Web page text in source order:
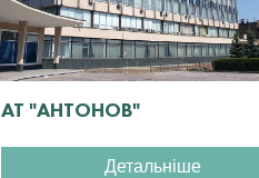
АТ "АНТОНОВ"
Детальніше